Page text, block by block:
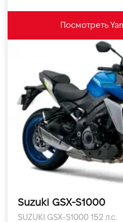
Посмотреть
Suzuki GSX-S1000
SUZUKI GSX-S1000 152 л.с.